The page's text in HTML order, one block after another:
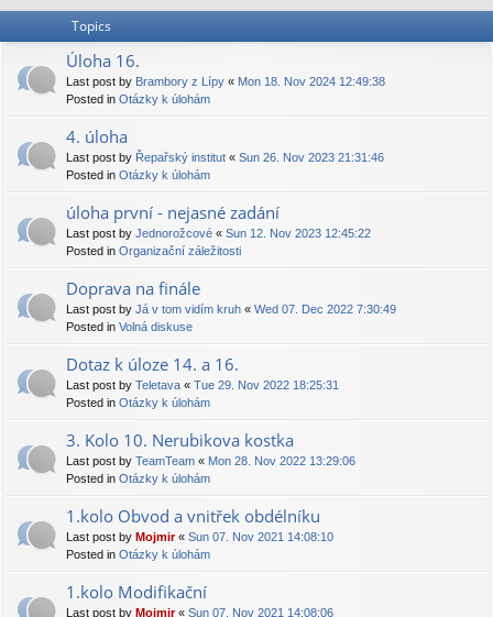
Topics
Úloha 16.
Last post by Brambory z Lípy « Mon 18. Nov 2024 12:49:38
Posted in Otázky k úlohám
4. úloha
Last post by Řepařský institut « Sun 26. Nov 2023 21:31:46
Posted in Otázky k úlohám
úloha první - nejasné zadání
Last post by Jednorožcové « Sun 12. Nov 2023 12:45:22
Posted in Organizační záležitosti
Doprava na finále
Last post by Já v tom vidím kruh « Wed 07. Dec 2022 7:30:49
Posted in Volná diskuse
Dotaz k úloze 14. a 16.
Last post by Teletava « Tue 29. Nov 2022 18:25:31
Posted in Otázky k úlohám
3. Kolo 10. Nerubikova kostka
Last post by TeamTeam « Mon 28. Nov 2022 13:29:06
Posted in Otázky k úlohám
1.kolo Obvod a vnitřek obdélníku
Last post by Mojmir« Sun 07. Nov 2021 14:08:10
Posted in Otázky k úlohám
1.kolo Modifikační
Last post by Mojmir« Sun 07. Nov 2021 14:08:06